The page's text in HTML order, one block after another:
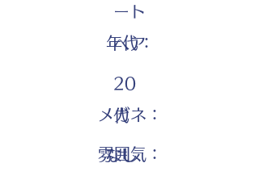
ート
ヘア
年代：
20
代
メガネ：
なし
雰囲気：